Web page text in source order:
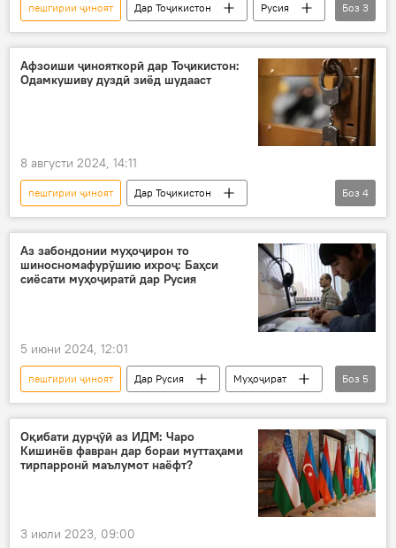
пешгирии ҷиноят Дар Тоҷикистон
Русия
ВКД
Амният ва мудофиа ҳамкорӣ
Боз 3
Афзоиши ҷинояткорӣ дар Тоҷикистон:
Одамкушиву дуздӣ зиёд шудааст
8 августи 2024, 14:11
пешгирии ҷиноят
Дар Тоҷикистон
Рӯйдод, ҷиноят ва ҳолатҳои фавқулода
ВКД
Абдураҳмон Аламшозода
одамрабоӣ
Боз 4
Аз забондонии муҳоҷирон то
шиносномафурӯшию ихроҷ: Баҳси
сиёсати муҳоҷиратӣ дар Русия
5 июни 2024, 12:01
пешгирии ҷиноят Дар Русия
Муҳоҷират
таҳсил
забон
забони русӣ
шиноснома
харидорӣ
Боз 5
Оқибати дурҷӯӣ аз ИДМ: Чаро
Кишинёв фавран дар бораи муттаҳами
тирпарронӣ маълумот наёфт?
3 июли 2023, 09:00